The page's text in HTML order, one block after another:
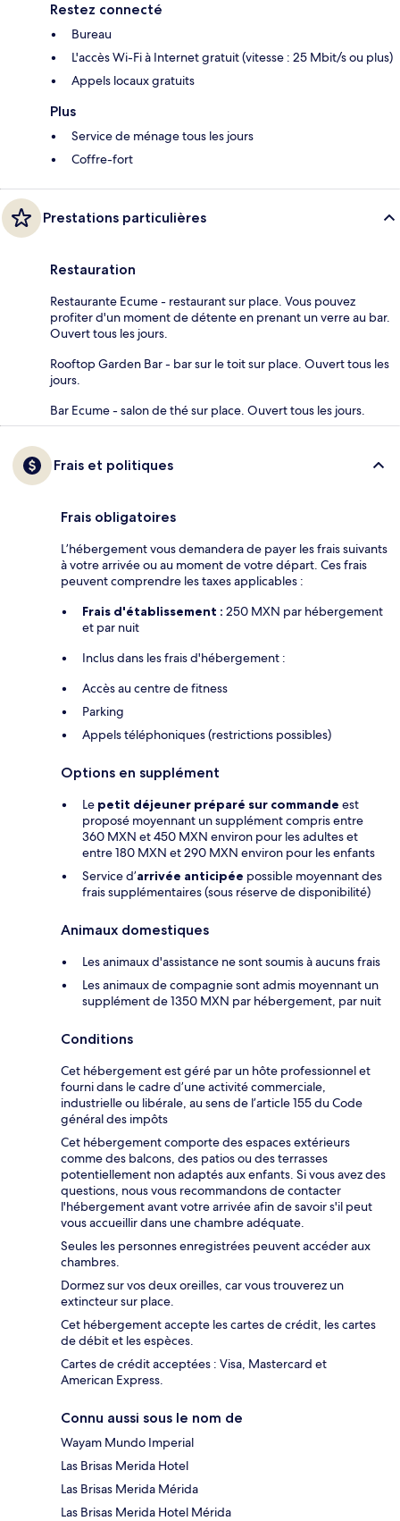
Restez connecté
Bureau
L'accès Wi-Fi à Internet gratuit (vitesse : 25 Mbit/s ou plus)
Appels locaux gratuits
Plus
Service de ménage tous les jours
Coffre-fort
Prestations particulières
Restauration
Restaurante Ecume - restaurant sur place. Vous pouvez
profiter d'un moment de détente en prenant un verre au bar.
Ouvert tous les jours.
Rooftop Garden Bar - bar sur le toit sur place. Ouvert tous les
jours.
Bar Ecume - salon de thé sur place. Ouvert tous les jours.
Frais et politiques
Frais obligatoires
L’hébergement vous demandera de payer les frais suivants
à votre arrivée ou au moment de votre départ. Ces frais
peuvent comprendre les taxes applicables :
Frais d'établissement : 250 MXN par hébergement
et par nuit
Inclus dans les frais d'hébergement :
Accès au centre de fitness
Parking
Appels téléphoniques (restrictions possibles)
Options en supplément
Le petit déjeuner préparé sur commande est
proposé moyennant un supplément compris entre
360 MXN et 450 MXN environ pour les adultes et
entre 180 MXN et 290 MXN environ pour les enfants
Service d’arrivée anticipée possible moyennant des
frais supplémentaires (sous réserve de disponibilité)
Animaux domestiques
Les animaux d'assistance ne sont soumis à aucuns frais
Les animaux de compagnie sont admis moyennant un
supplément de 1350 MXN par hébergement, par nuit
Conditions
Cet hébergement est géré par un hôte professionnel et
fourni dans le cadre d’une activité commerciale,
industrielle ou libérale, au sens de l’article 155 du Code
général des impôts
Cet hébergement comporte des espaces extérieurs
comme des balcons, des patios ou des terrasses
potentiellement non adaptés aux enfants. Si vous avez des
questions, nous vous recommandons de contacter
l'hébergement avant votre arrivée afin de savoir s'il peut
vous accueillir dans une chambre adéquate.
Seules les personnes enregistrées peuvent accéder aux
chambres.
Dormez sur vos deux oreilles, car vous trouverez un
extincteur sur place.
Cet hébergement accepte les cartes de crédit, les cartes
de débit et les espèces.
Cartes de crédit acceptées : Visa, Mastercard et
American Express.
Connu aussi sous le nom de
Wayam Mundo Imperial
Las Brisas Merida Hotel
Las Brisas Merida Mérida
Las Brisas Merida Hotel Mérida